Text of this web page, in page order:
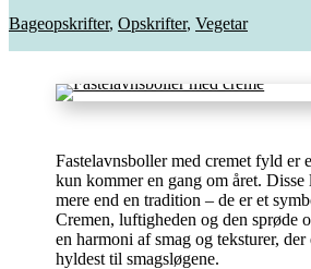
Bageopskrifter, Opskrifter, Vegetar
Fastelavnsboller med cremet fyld er
kun kommer en gang om året.
mere end en tradition – de er et
Cremen, luftigheden og den sprøde
en harmoni af smag og teksturer, der
hyldest til smagsløgene.